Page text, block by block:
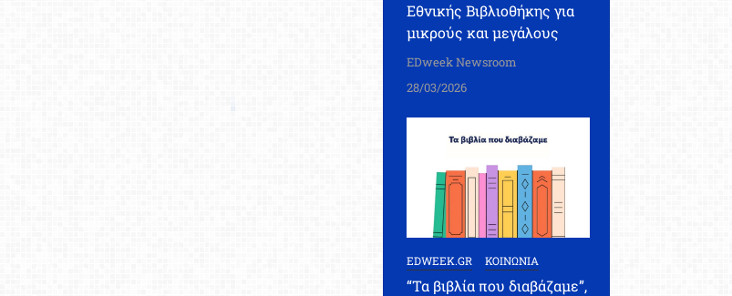
Εθνικής Βιβλιοθήκης για
μικρούς και μεγάλους
EDweek Newsroom
28/03/2026
EDWEEK.GR ΚΟΙΝΩΝΙΑ
“Τα βιβλία που διαβάζαμε”,